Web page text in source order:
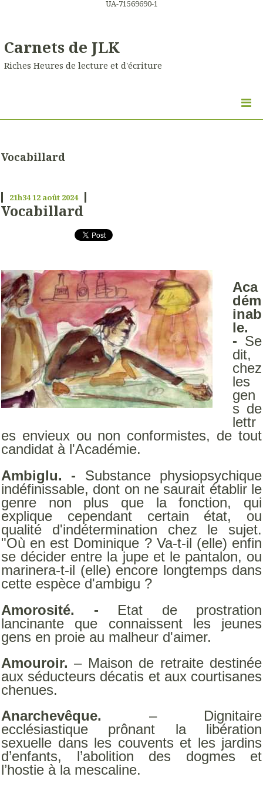
UA-71569690-1
Carnets de JLK
Riches Heures de lecture et d'écriture
Vocabillard
21h3412 août 2024
Vocabillard
Aca
dém
inab
le.
- Se
dit,
chez
les
gen
s de
lettr
es envieux ou non conformistes, de tout
candidat à l'Académie.
Ambiglu. - Substance physiopsychique
indéfinissable, dont on ne saurait établir le
genre non plus que la fonction, qui
explique cependant certain état, ou
qualité d'indétermination chez le sujet.
"Où en est Dominique ? Va-t-il (elle) enfin
se décider entre la jupe et le pantalon, ou
marinera-t-il (elle) encore longtemps dans
cette espèce d'ambigu ?
Amorosité. - Etat de prostration
lancinante que connaissent les jeunes
gens en proie au malheur d'aimer.
Amouroir. – Maison de retraite destinée
aux séducteurs décatis et aux courtisanes
chenues.
Anarchevêque. – Dignitaire
ecclésiastique prônant la libération
sexuelle dans les couvents et les jardins
d’enfants, l’abolition des dogmes et
l’hostie à la mescaline.